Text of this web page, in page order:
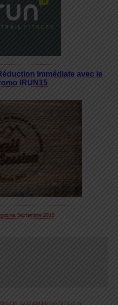
Immédiate avec le
IRUN15
Septembre 2018